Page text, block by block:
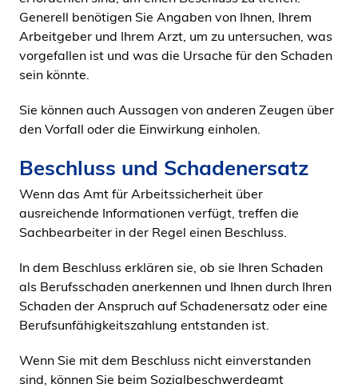
Generell benötigen Sie Angaben von Ihnen, Ihrem
Arbeitgeber und Ihrem Arzt, um zu untersuchen, was
vorgefallen ist und was die Ursache für den Schaden
sein könnte.
Sie können auch Aussagen von anderen Zeugen über
den Vorfall oder die Einwirkung einholen.
Beschluss und Schadenersatz
Wenn das Amt für Arbeitssicherheit über
ausreichende Informationen verfügt, treffen die
Sachbearbeiter in der Regel einen Beschluss.
In dem Beschluss erklären sie, ob sie Ihren Schaden
als Berufsschaden anerkennen und Ihnen durch Ihren
Schaden der Anspruch auf Schadenersatz oder eine
Berufsunfähigkeitszahlung entstanden ist.
Wenn Sie mit dem Beschluss nicht einverstanden
sind, können Sie beim Sozialbeschwerdeamt